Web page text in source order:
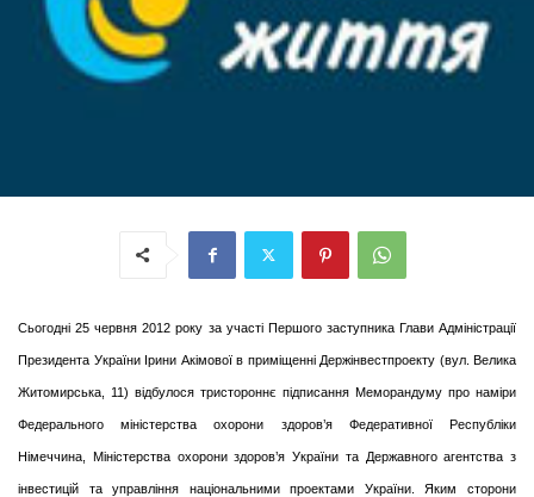
Сьогодні 25 червня 2012 року за участі Першого заступника Глави Адміністрації
Президента України Ірини Акімової в приміщенні Держінвестпроекту (вул. Велика
Житомирська, 11) відбулося тристороннє підписання Меморандуму про наміри
Федерального міністерства охорони здоров’я Федеративної Республіки
Німеччина, Міністерства охорони здоров’я України та Державного агентства з
інвестицій та управління національними проектами України. Яким сторони